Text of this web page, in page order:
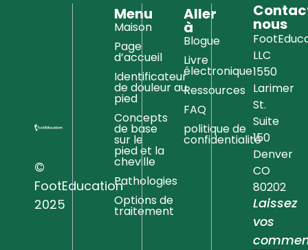
©
FootEducation
2025
Menu
Maison
Page
d’accueil
Identificateur
de douleur au
pied
Concepts
de base
sur le
pied et la
cheville
Pathologies
Options de
traitement
Aller
à
Blogue
Livre
électronique
Ressources
FAQ
politique de
confidentialité
nous
LLC
1550
Larimer
St.
Suite
150
Denver
CO
80202
Laissez
vos